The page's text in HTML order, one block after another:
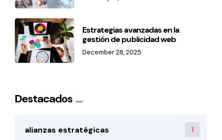
Estrategias avanzadas en la
gestión de publicidad web
December 28, 2025
Destacados
alianzas estratégicas 1